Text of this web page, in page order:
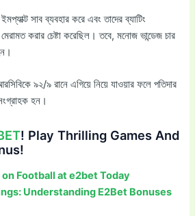
সাব ব্যবহার করে এবং তাদের ব্যাটিং
করার চেষ্টা করেছিল। তবে, মনোজ ভান্ডেজ চার
৯২/৯ রানে এগিয়ে নিয়ে যাওয়ার ফলে পতিদার
হন।
! Play Thrilling Games And
Football at e2bet Today
Understanding E2Bet Bonuses